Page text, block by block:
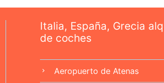
Italia, España, Grecia
de coches
chevron_right Aeropuerto de Atenas